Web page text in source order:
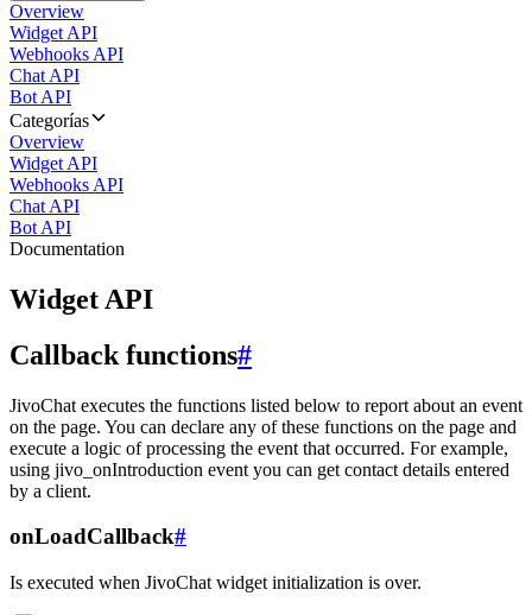
Overview
Widget API
Webhooks API
Chat API
Bot API
Categorías
Overview
Widget API
Webhooks API
Chat API
Bot API
Documentation
Widget API
Callback functions#
JivoChat executes the functions listed below to report about an event
on the page. You can declare any of these functions on the page and
execute a logic of processing the event that occurred. For example,
using jivo_onIntroduction event you can get contact details entered
by a client.
onLoadCallback#
Is executed when JivoChat widget initialization is over.